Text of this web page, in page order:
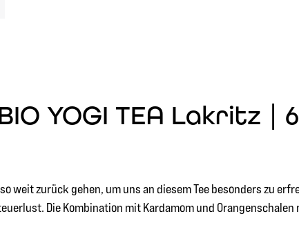
YOGI TEA Lakritz |
weit zurück gehen, um uns an diesem Tee besonders zu
Die Kombination mit Kardamom und